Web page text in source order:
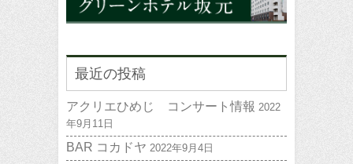
最近の投稿
アクリエひめじ コンサート情報 2022
年9月11日
BAR コカドヤ 2022年9月4日